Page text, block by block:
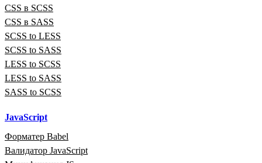
CSS в SCSS
CSS в SASS
SCSS to LESS
SCSS to SASS
LESS to SCSS
LESS to SASS
SASS to SCSS
JavaScript
Форматер Babel
Валидатор JavaScript